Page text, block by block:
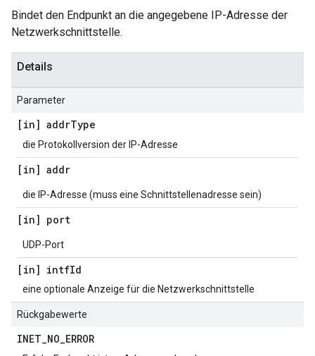
Bindet den Endpunkt an die angegebene IP-Adresse der
Netzwerkschnittstelle.
Details
Parameter
[in] addrType
die Protokollversion der IP-Adresse
[in] addr
die IP-Adresse (muss eine Schnittstellenadresse sein)
[in] port
UDP-Port
[in] intfId
eine optionale Anzeige für die Netzwerkschnittstelle
Rückgabewerte
INET_NO_ERROR